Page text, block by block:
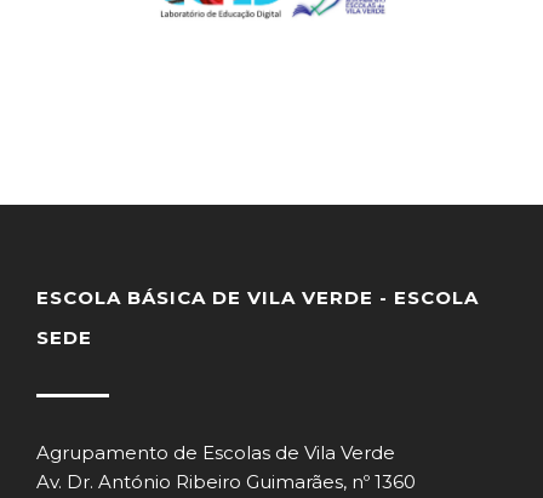
ESCOLA BÁSICA DE VILA VERDE - ESCOLA
SEDE
Agrupamento de Escolas de Vila Verde
Av. Dr. António Ribeiro Guimarães, nº 1360